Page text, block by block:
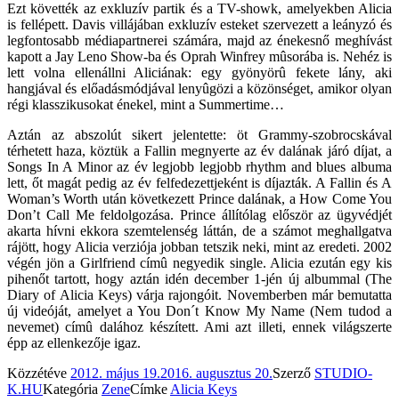
Ezt követték az exkluzív partik és a TV-showk, amelyekben Alicia
is fellépett. Davis villájában exkluzív esteket szervezett a leányzó és
legfontosabb médiapartnerei számára, majd az énekesnő meghívást
kapott a Jay Leno Show-ba és Oprah Winfrey mûsorába is. Nehéz is
lett volna ellenállni Aliciának: egy gyönyörû fekete lány, aki
hangjával és előadásmódjával lenyûgözi a közönséget, amikor olyan
régi klasszikusokat énekel, mint a Summertime…
Aztán az abszolút sikert jelentette: öt Grammy-szobrocskával
térhetett haza, köztük a Fallin megnyerte az év dalának járó díjat, a
Songs In A Minor az év legjobb legjobb rhythm and blues albuma
lett, őt magát pedig az év felfedezettjeként is díjazták. A Fallin és A
Woman’s Worth után következett Prince dalának, a How Come You
Don’t Call Me feldolgozása. Prince állítólag először az ügyvédjét
akarta hívni ekkora szemtelenség láttán, de a számot meghallgatva
rájött, hogy Alicia verziója jobban tetszik neki, mint az eredeti. 2002
végén jön a Girlfriend címû negyedik single. Alicia ezután egy kis
pihenőt tartott, hogy aztán idén december 1-jén új albummal (The
Diary of Alicia Keys) várja rajongóit. Novemberben már bemutatta
új videóját, amelyet a You Don´t Know My Name (Nem tudod a
nevemet) címû dalához készített. Ami azt illeti, ennek világszerte
épp az ellenkezője igaz.
Közzétéve 2012. május 19.2016. augusztus 20.Szerző STUDIO-
K.HUKategória ZeneCímke Alicia Keys